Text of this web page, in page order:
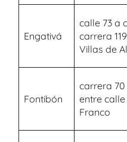
Engativá
calle 73 a
carrera
Villas de
Fontibón
carrera
entre calle
Franco